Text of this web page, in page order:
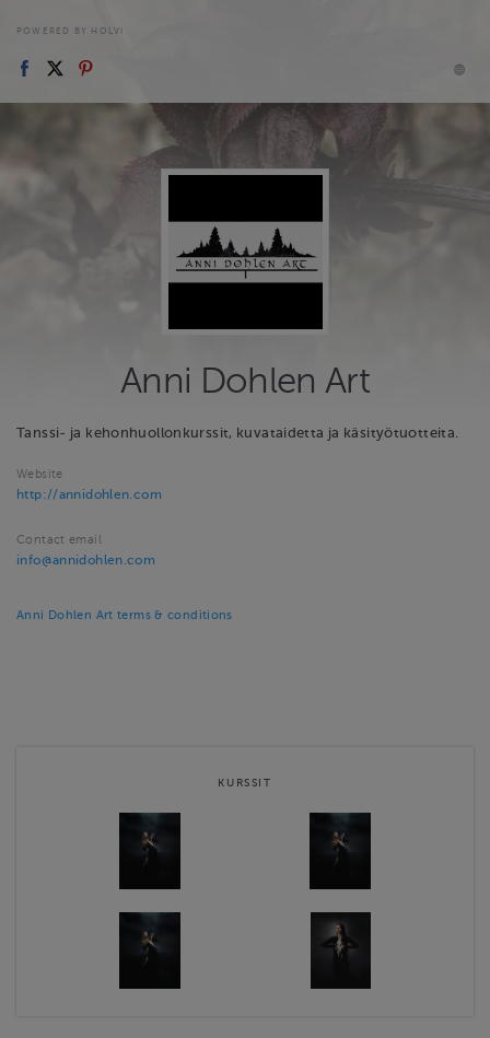
POWERED BY HOLVI
Anni Dohlen Art
Tanssi- ja kehonhuollonkurssit, kuvataidetta ja käsityötuotteita.
Website
http://annidohlen.com
Contact email
info@annidohlen.com
Anni Dohlen Art terms & conditions
KURSSIT